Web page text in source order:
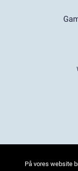
På vores website